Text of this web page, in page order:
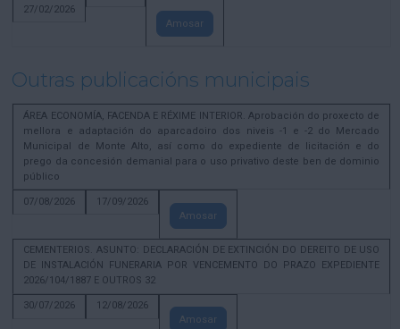
27/02/2026
Amosar
Outras publicacións municipais
ÁREA ECONOMÍA, FACENDA E RÉXIME INTERIOR. Aprobación do proxecto de
mellora e adaptación do aparcadoiro dos niveis -1 e -2 do Mercado
Municipal de Monte Alto, así como do expediente de licitación e do
prego da concesión demanial para o uso privativo deste ben de dominio
público
07/08/2026
17/09/2026
Amosar
CEMENTERIOS. ASUNTO: DECLARACIÓN DE EXTINCIÓN DO DEREITO DE USO
DE INSTALACIÓN FUNERARIA POR VENCEMENTO DO PRAZO EXPEDIENTE
2026/104/1887 E OUTROS 32
30/07/2026
12/08/2026
Amosar